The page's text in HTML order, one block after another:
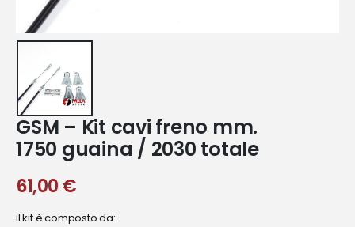
GSM – Kit cavi freno mm.
1750 guaina / 2030 totale
61,00€
il kit è composto da: